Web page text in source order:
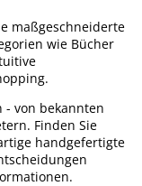
maßgeschneiderte
wie Bücher
- von bekannten
Finden Sie
handgefertigte